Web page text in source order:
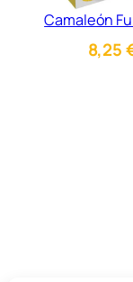
Camaleón
8,25